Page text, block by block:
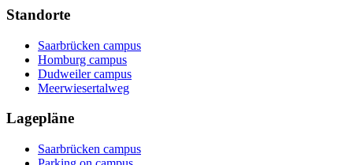
Standorte
Saarbrücken campus
Homburg campus
Dudweiler campus
Meerwiesertalweg
Lagepläne
Saarbrücken campus